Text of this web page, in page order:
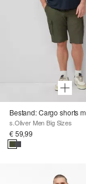
s.Oliver Men Big Sizes
€ 59,99